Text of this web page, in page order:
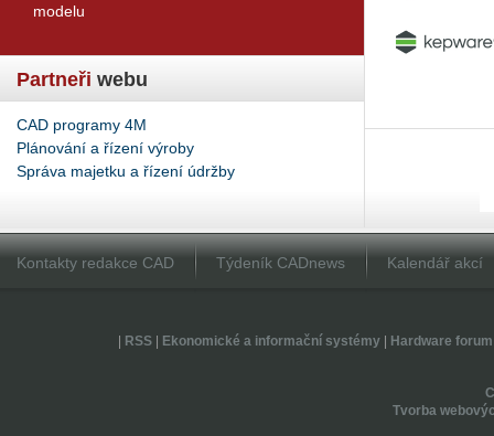
modelu
Partneři webu
CAD programy 4M
Plánování a řízení výroby
Správa majetku a řízení údržby
Kontakty redakce CAD Týdeník CADnews Kalendář akcí
RSS| Ekonomické a informační systémy| Hardware forum
Tvorba